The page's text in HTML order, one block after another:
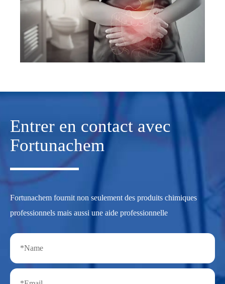
Entrer en contact avec
Fortunachem
Fortunachem fournit non seulement des produits chimiques
professionnels mais aussi une aide professionnelle